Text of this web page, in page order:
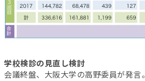
学校検診の見直し検討
会議終盤、大阪大学の高野委員が発